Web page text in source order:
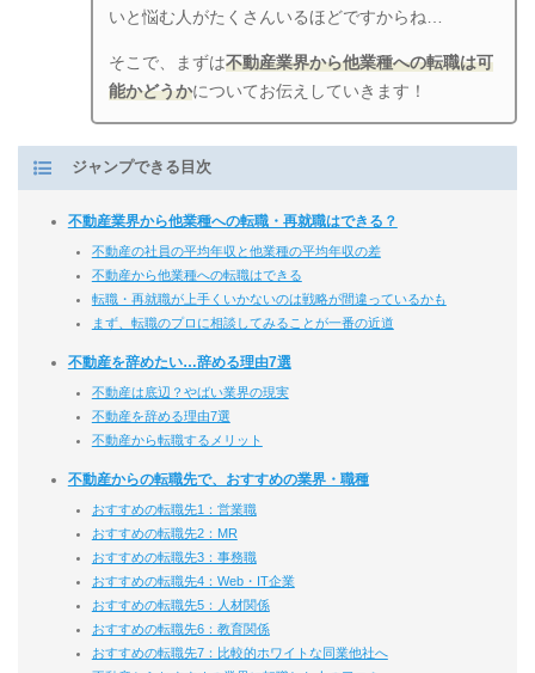
いと悩む人がたくさんいるほどですからね…
そこで、まずは不動産業界から他業種への転職は可
能かどうかについてお伝えしていきます！
ジャンプできる目次
不動産業界から他業種への転職・再就職はできる？
不動産の社員の平均年収と他業種の平均年収の差
不動産から他業種への転職はできる
転職・再就職が上手くいかないのは戦略が間違っているかも
まず、転職のプロに相談してみることが一番の近道
不動産を辞めたい…辞める理由7選
不動産は底辺？やばい業界の現実
不動産を辞める理由7選
不動産から転職するメリット
不動産からの転職先で、おすすめの業界・職種
おすすめの転職先1：営業職
おすすめの転職先2：MR
おすすめの転職先3：事務職
おすすめの転職先4：Web・IT企業
おすすめの転職先5：人材関係
おすすめの転職先6：教育関係
おすすめの転職先7：比較的ホワイトな同業他社へ